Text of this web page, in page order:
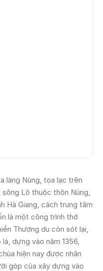
làng Nùng, tọa lạc trên
Lô thuộc thôn Nùng,
Hà Giang, cách trung tâm
là một công trình thờ
Thượng du còn sót lại,
dựng vào năm 1356,
hiện nay được nhân
góp của xây dựng vào